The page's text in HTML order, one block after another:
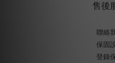
售後
聯絡
保固
登錄